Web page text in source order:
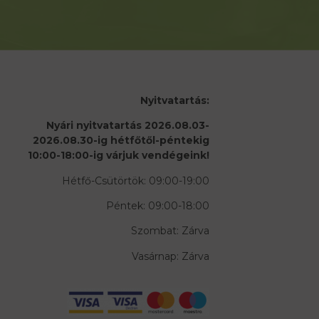
Nyitvatartás:
Nyári nyitvatartás 2026.08.03-
2026.08.30-ig hétfőtől-péntekig
10:00-18:00-ig várjuk vendégeink!
Hétfő-Csütörtök: 09:00-19:00
Péntek: 09:00-18:00
Szombat: Zárva
Vasárnap: Zárva